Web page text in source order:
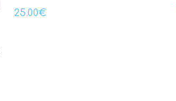
25.00€